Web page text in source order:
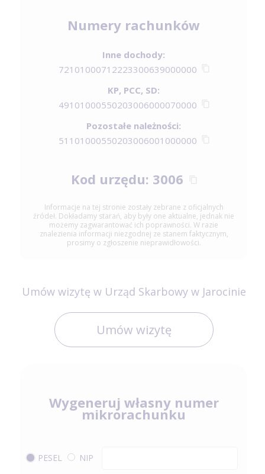
Numery rachunków
Inne dochody:
72101000712223300639000000
KP, PCC, SD:
49101000550203006000070000
Pozostałe należności:
51101000550203006001000000
Kod urzędu: 3006
Informacje na tej stronie zostały zebrane z oficjalnych
źródeł. Dokładamy starań, aby były one aktualne, jednak nie
możemy zagwarantować ich poprawności. W razie
znalezienia informacji niezgodnej ze stanem faktycznym,
prosimy o zgłoszenie nieprawidłowości.
Umów wizytę w Urząd Skarbowy w Jarocinie
Umów wizytę
Wygeneruj własny numer
mikrorachunku
PESEL NIP